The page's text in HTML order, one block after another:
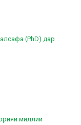
(PhD) дар
миллии